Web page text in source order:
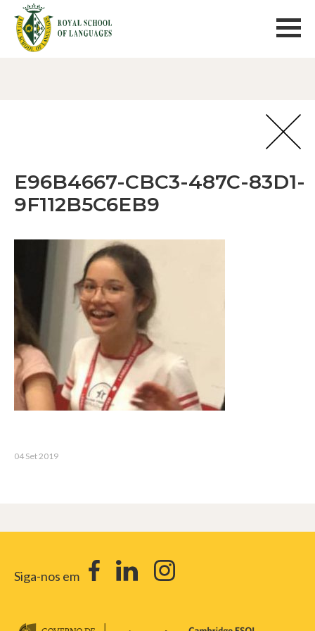
E96B4667-CBC3-487C-83D1-
9F112B5C6EB9
04 Set 2019
Siga-nos em